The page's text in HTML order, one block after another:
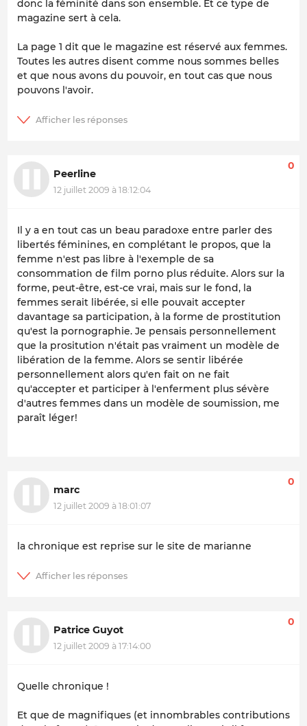
donc la féminité dans son ensemble. Et ce type de
magazine sert à cela.
La page 1 dit que le magazine est réservé aux femmes.
Toutes les autres disent comme nous sommes belles
et que nous avons du pouvoir, en tout cas que nous
pouvons l'avoir.
Peerline
12 juillet 2009 à 18:12:04
0
Il y a en tout cas un beau paradoxe entre parler des
libertés féminines, en complétant le propos, que la
femme n'est pas libre à l'exemple de sa
consommation de film porno plus réduite. Alors sur la
forme, peut-être, est-ce vrai, mais sur le fond, la
femmes serait libérée, si elle pouvait accepter
davantage sa participation, à la forme de prostitution
qu'est la pornographie. Je pensais personnellement
que la prositution n'était pas vraiment un modèle de
libération de la femme. Alors se sentir libérée
personnellement alors qu'en fait on ne fait
qu'accepter et participer à l'enferment plus sévère
d'autres femmes dans un modèle de soumission, me
paraît léger!
marc
12 juillet 2009 à 18:01:07
0
la chronique est reprise sur le site de marianne
Patrice Guyot
12 juillet 2009 à 17:14:00
0
Quelle chronique !
Et que de magnifiques (et innombrables contributions